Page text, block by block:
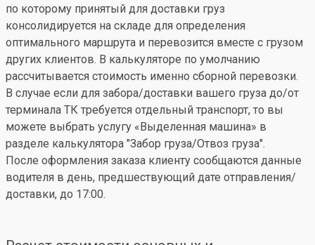
по которому принятый для доставки груз
консолидируется на складе для определения
оптимального маршрута и перевозится вместе с грузом
других клиентов. В калькуляторе по умолчанию
рассчитывается стоимость именно сборной перевозки.
В случае если для забора/доставки вашего груза до/от
терминала ТК требуется отдельный транспорт, то вы
можете выбрать услугу «Выделенная машина» в
разделе калькулятора "Забор груза/Отвоз груза".
После оформления заказа клиенту сообщаются данные
водителя в день, предшествующий дате отправления/
доставки, до 17:00.